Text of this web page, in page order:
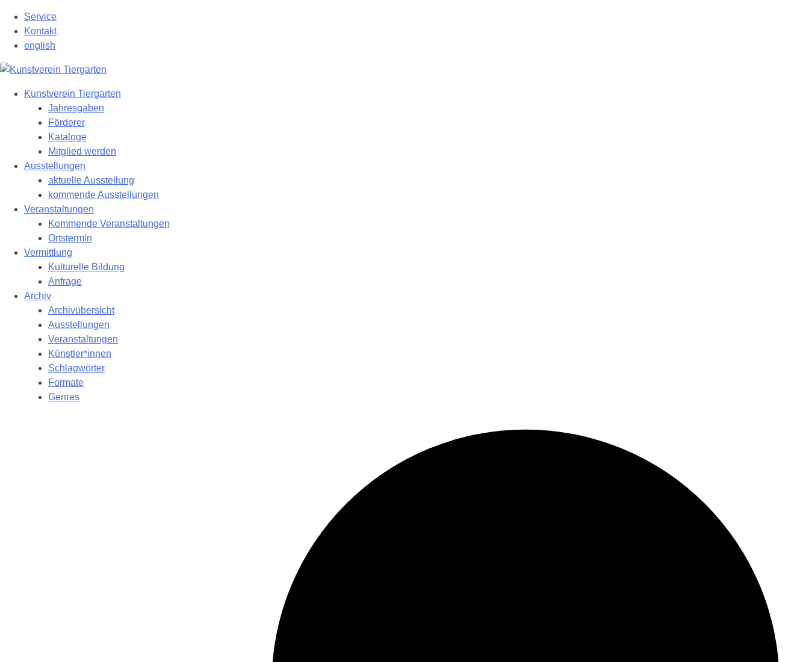
Hauptinhalt
springen
Service
Kontakt
english
Kunstverein Tiergarten
Jahresgaben
Förderer
Kataloge
Mitglied werden
Ausstellungen
aktuelle Ausstellung
kommende Ausstellungen
Veranstaltungen
Kommende Veranstaltungen
Ortstermin
Vermittlung
Kulturelle Bildung
Anfrage
Archiv
Archivübersicht
Ausstellungen
Veranstaltungen
Künstler*innen
Schlagwörter
Formate
Genres